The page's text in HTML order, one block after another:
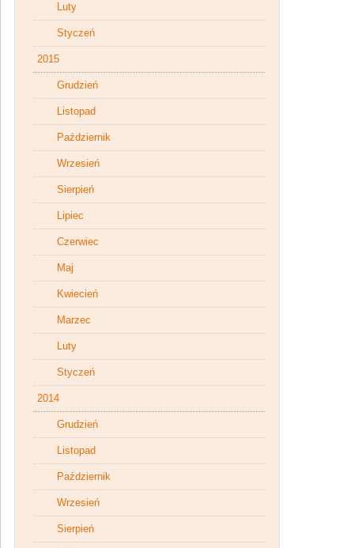
Luty
Styczeń
2015
Grudzień
Listopad
Październik
Wrzesień
Sierpień
Lipiec
Czerwiec
Maj
Kwiecień
Marzec
Luty
Styczeń
2014
Grudzień
Listopad
Październik
Wrzesień
Sierpień